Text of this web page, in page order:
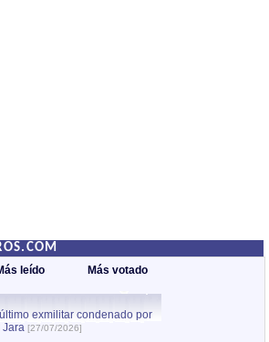
leído Más votado
exmilitar condenado por
Jara [27/07/2026]